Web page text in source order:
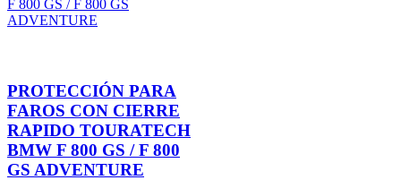
PROTECCIÓN PARA
FAROS CON CIERRE
RAPIDO TOURATECH
BMW F 800 GS / F 800
GS ADVENTURE